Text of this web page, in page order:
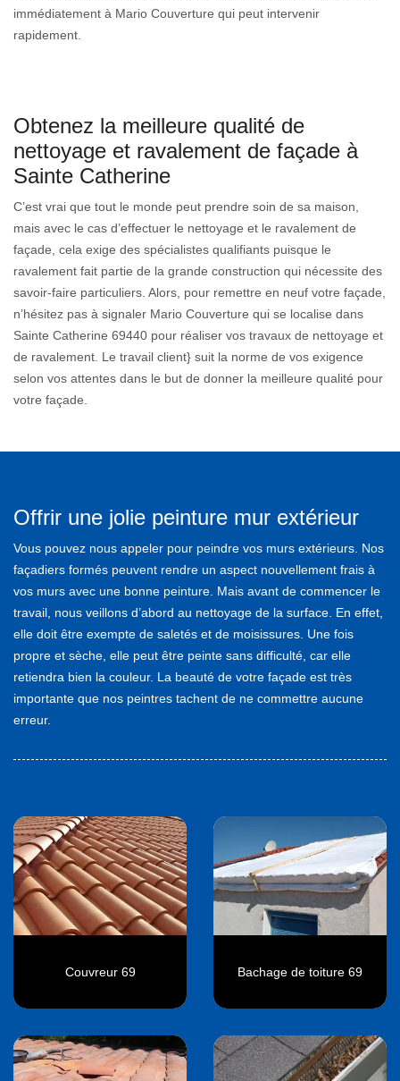
immédiatement à Mario Couverture qui peut intervenir
rapidement.
Obtenez la meilleure qualité de
nettoyage et ravalement de façade à
Sainte Catherine
C’est vrai que tout le monde peut prendre soin de sa maison,
mais avec le cas d’effectuer le nettoyage et le ravalement de
façade, cela exige des spécialistes qualifiants puisque le
ravalement fait partie de la grande construction qui nécessite des
savoir-faire particuliers. Alors, pour remettre en neuf votre façade,
n’hésitez pas à signaler Mario Couverture qui se localise dans
Sainte Catherine 69440 pour réaliser vos travaux de nettoyage et
de ravalement. Le travail client} suit la norme de vos exigence
selon vos attentes dans le but de donner la meilleure qualité pour
votre façade.
Offrir une jolie peinture mur extérieur
Vous pouvez nous appeler pour peindre vos murs extérieurs. Nos
façadiers formés peuvent rendre un aspect nouvellement frais à
vos murs avec une bonne peinture. Mais avant de commencer le
travail, nous veillons d’abord au nettoyage de la surface. En effet,
elle doit être exempte de saletés et de moisissures. Une fois
propre et sèche, elle peut être peinte sans difficulté, car elle
retiendra bien la couleur. La beauté de votre façade est très
importante que nos peintres tachent de ne commettre aucune
erreur.
Couvreur 69 Bachage de toiture 69